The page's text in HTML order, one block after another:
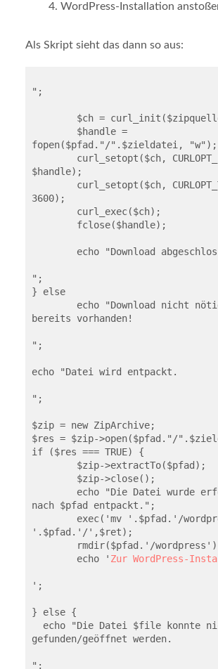
WordPress-Installation
Als Skript sieht das dann so aus:
";
fopen($pfad."/".$zieldatei, "w");
$handle);
3600);
echo "Download
";
} else
bereits vorhanden!
";
echo "Datei wird entpackt.
";
$zip = new ZipArchive;
$res = $zip->open($pfad."/
if ($res === TRUE) {
nach $pfad entpackt.";
'.$pfad.'/',$ret);
	echo '
Zur WordPress-
';
} else {
gefunden/geöffnet werden.
";